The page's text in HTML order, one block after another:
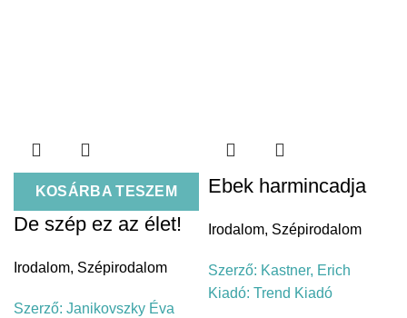
KOSÁRBA TESZEM
De szép ez az élet!
Irodalom, Szépirodalom
Szerző: Janikovszky Éva
Ebek harmincadja
Irodalom, Szépirodalom
Szerző: Kastner, Erich
Kiadó: Trend Kiadó